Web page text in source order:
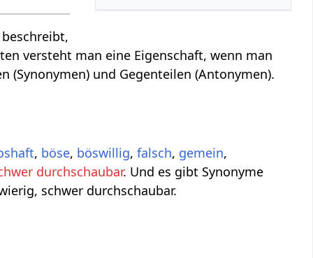
versteht man eine Eigenschaft, wenn man
(Synonymen) und Gegenteilen (Antonymen).
, böse, böswillig,falsch, gemein,
durchschaubar. Und es gibt Synonyme
schwer durchschaubar.